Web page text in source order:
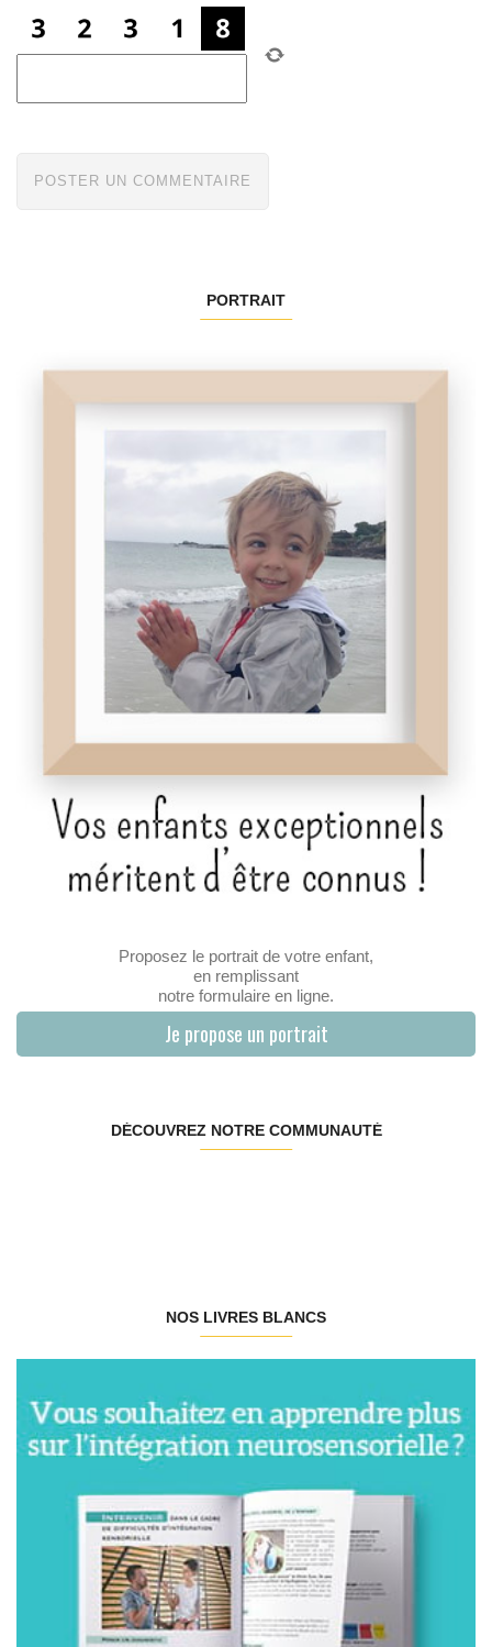
PORTRAIT
Proposez le portrait de votre enfant,
en remplissant
notre formulaire en ligne.
Je propose un portrait
DÉCOUVREZ NOTRE COMMUNAUTÉ
NOS LIVRES BLANCS